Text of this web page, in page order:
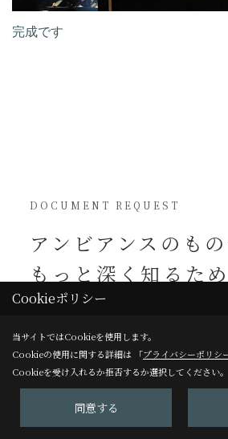
完成です
DOCUMENT REQUEST
アンビアンスの も
もっと深く知るた
施主様への特別インタビュー、
ディテールまで美しく切り取った
施工事例集、そして私たちが毎月綴
情緒あふれるニュースレター。
Cookieポリシー
当サイトではCookieを使用します。
Cookieの使用に関する詳細は 「プライバシーポリシ
Cookieを受け入れるか拒否するか選択してください。
同意する